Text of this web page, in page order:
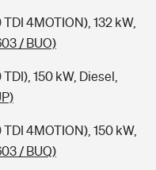
4MOTION), 132 kW,
/ BUO)
150 kW, Diesel,
4MOTION), 150 kW,
/ BUQ)